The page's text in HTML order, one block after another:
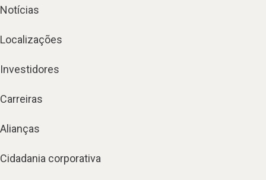
Notícias
Localizações
Investidores
Carreiras
Alianças
Cidadania corporativa